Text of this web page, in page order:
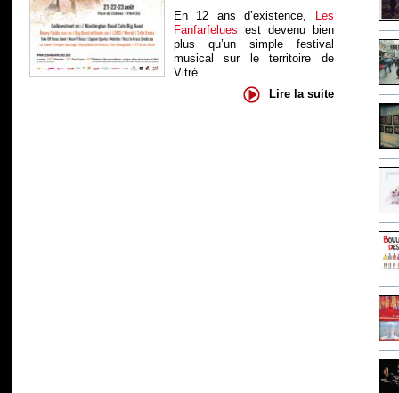
En 12 ans d’existence, Les
Fanfarfelues est devenu bien
plus qu’un simple festival
musical sur le territoire de
Vitré...
Lire la suite